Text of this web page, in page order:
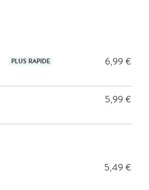
PLUS RAPIDE 6,99 €
5,99 €
5,49 €